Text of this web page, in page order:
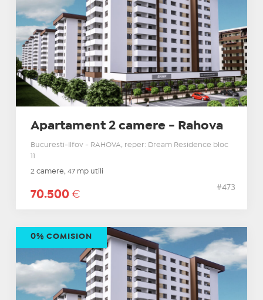
Apartament 2 camere - Rahova
Bucuresti-Ilfov - RAHOVA, reper: Dream Residence bloc
11
2 camere, 47 mp utili
70.500 €
#473
0% COMISION